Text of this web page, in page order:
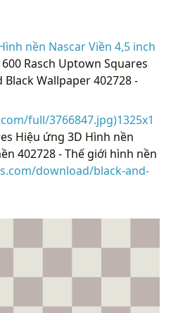
nền Nascar Viền 4,5 inch
Rasch Uptown Squares
Wallpaper 402728 -
full/3766847.jpg)1325x1
Hiệu ứng 3D Hình nền
402728 - Thế giới hình nền
download/black-and-